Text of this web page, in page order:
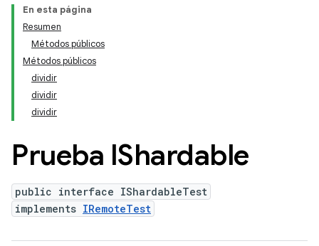
En esta página
Resumen
Métodos públicos
Métodos públicos
dividir
dividir
dividir
Prueba IShardable
public interface IShardableTest
implements IRemoteTest